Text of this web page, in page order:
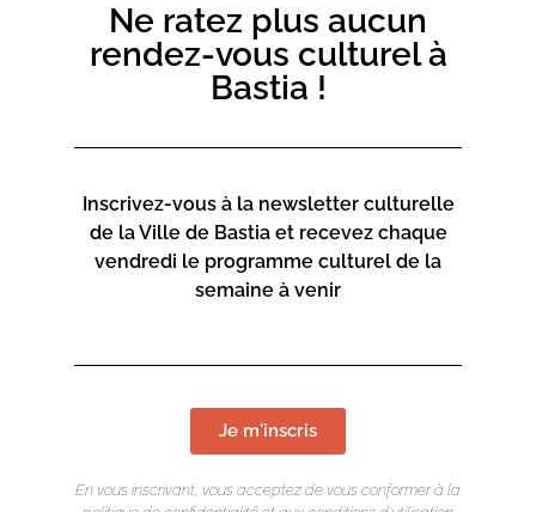
inscriptions-culture@bastia.corsica
Ne ratez plus aucun
rendez-vous culturel à
Bastia !
Inscrivez-vous à la newsletter culturelle
de la Ville de Bastia et recevez chaque
vendredi le programme culturel de la
semaine à venir
Je m'inscris
En vous inscrivant, vous acceptez de vous conformer à la